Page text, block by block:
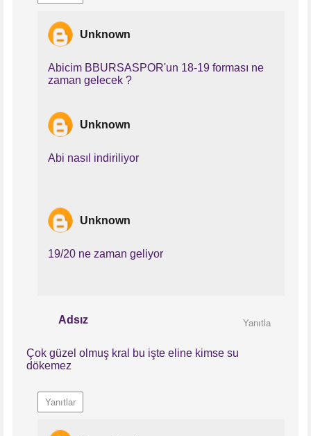
Unknown
Abicim BBURSASPOR'un 18-19 forması ne
zaman gelecek ?
Unknown
Abi nasıl indiriliyor
Unknown
19/20 ne zaman geliyor
Adsız
Çok güzel olmuş kral bu işte eline kimse su
dökemez
Yanıtla
Yanıtlar